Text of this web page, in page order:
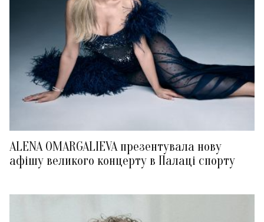
ALENA OMARGALIEVA презентувала нову
афішу великого концерту в Палаці спорту